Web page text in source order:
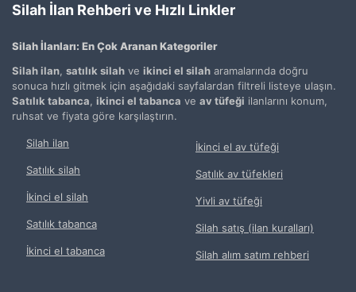
Silah İlan Rehberi ve Hızlı Linkler
Silah İlanları: En Çok Aranan Kategoriler
Silah ilan satılık silah ve ikinci el silah aramalarında doğru
sonuca hızlı gitmek için aşağıdaki sayfalardan filtreli listeye ulaşın.
Satılık tabanca ikinci el tabanca ve av tüfeği ilanlarını konum,
ruhsat ve fiyata göre karşılaştırın.
Silah ilan
Satılık silah
İkinci el silah
Satılık tabanca
İkinci el tabanca
İkinci el av tüfeği
Satılık av tüfekleri
Yivli av tüfeği
Silah satış (ilan kuralları)
Silah alım satım rehberi